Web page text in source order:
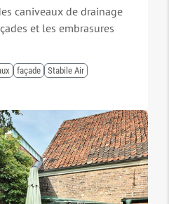
caniveaux de drainage
et les embrasures
façade
Stabile Air